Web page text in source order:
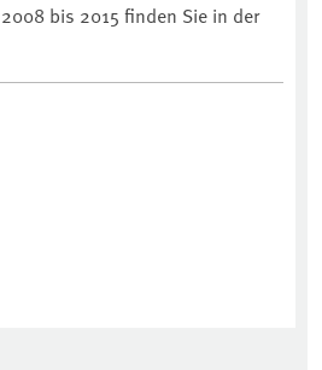
bis 2015 finden Sie in der